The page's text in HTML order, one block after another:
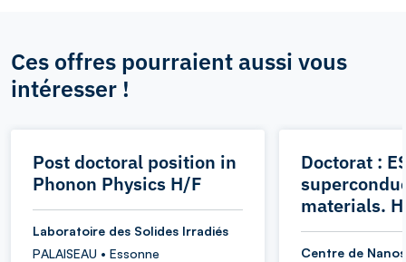
Ces offres pourraient aussi vous
intéresser !
Post doctoral position in
Phonon Physics H/F
Laboratoire des Solides Irradiés
PALAISEAU • Essonne
Doctorat :
materials.
Centre de